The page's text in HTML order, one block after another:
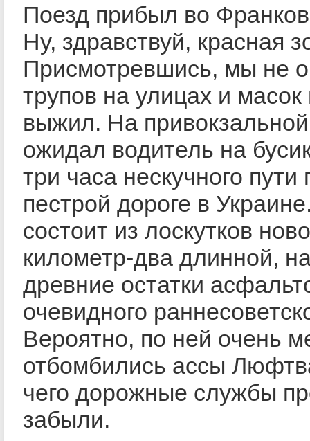
Поезд прибыл во
Ну, здравствуй, красная
Присмотревшись, мы не
трупов на улицах и масок
выжил. На
ожидал водитель на
три часа нескучного
пестрой дороге в
состоит из лоскутков
километр-два длинной,
древние остатки
очевидного
Вероятно, по ней очень
отбомбились ассы
чего дорожные службы
забыли.